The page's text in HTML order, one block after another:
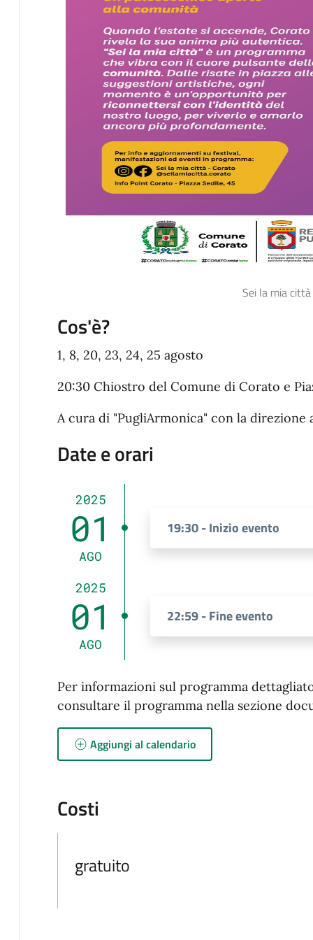
Sei la mia
Cos'è?
1, 8, 20, 23, 24, 25 agosto
20:30 Chiostro del Comune di Corato e
A cura di "PugliArmonica" con la
Date e orari
2025
01
AGO
19:30 - Inizio evento
2025
01
AGO
22:59 - Fine evento
Per informazioni sul programma
consultare il programma nella sezione
Aggiungi al calendario
Costi
gratuito